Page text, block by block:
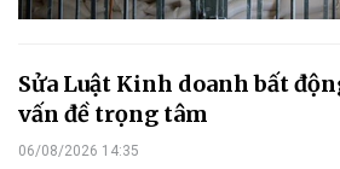
Sửa Luật Kinh doanh bất
vấn đề trọng tâm
06/08/2026 14:35